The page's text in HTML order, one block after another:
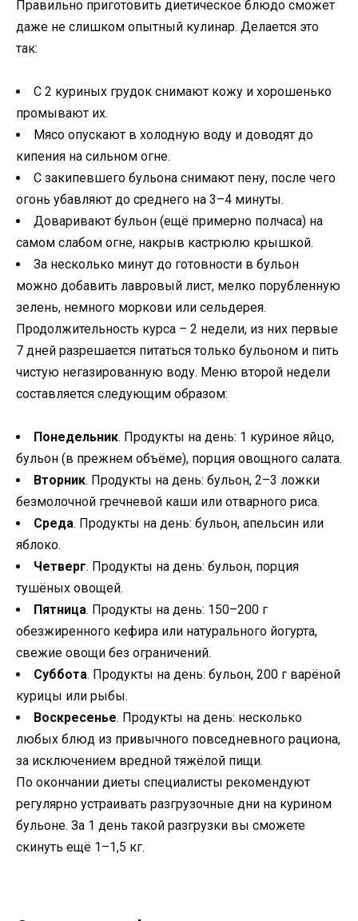
Правильно приготовить диетическое блюдо сможет
даже не слишком опытный кулинар. Делается это
так:
С 2 куриных грудок снимают кожу и хорошенько
промывают их.
Мясо опускают в холодную воду и доводят до
кипения на сильном огне.
С закипевшего бульона снимают пену, после чего
огонь убавляют до среднего на 3–4 минуты.
Доваривают бульон (ещё примерно полчаса) на
самом слабом огне, накрыв кастрюлю крышкой.
За несколько минут до готовности в бульон
можно добавить лавровый лист, мелко порубленную
зелень, немного моркови или сельдерея.
Продолжительность курса – 2 недели, из них первые
7 дней разрешается питаться только бульоном и пить
чистую негазированную воду. Меню второй недели
составляется следующим образом:
Понедельник. Продукты на день: 1 куриное яйцо,
бульон (в прежнем объёме), порция овощного салата.
Вторник. Продукты на день: бульон, 2–3 ложки
безмолочной гречневой каши или отварного риса.
Среда. Продукты на день: бульон, апельсин или
яблоко.
Четверг. Продукты на день: бульон, порция
тушёных овощей.
Пятница. Продукты на день: 150–200 г
обезжиренного кефира или натурального йогурта,
свежие овощи без ограничений.
Суббота. Продукты на день: бульон, 200 г варёной
курицы или рыбы.
Воскресенье. Продукты на день: несколько
любых блюд из привычного повседневного рациона,
за исключением вредной тяжёлой пищи.
По окончании диеты специалисты рекомендуют
регулярно устраивать разгрузочные дни на курином
бульоне. За 1 день такой разгрузки вы сможете
скинуть ещё 1–1,5 кг.